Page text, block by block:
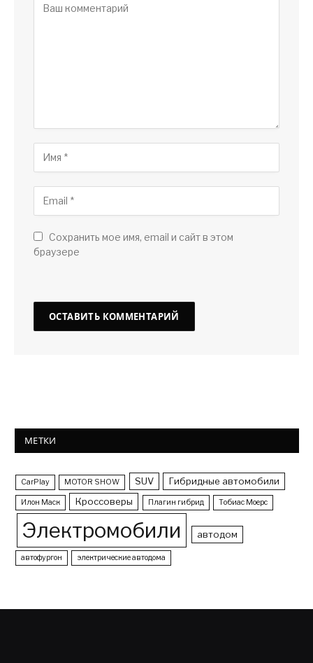
Сохранить мое имя, email и сайт в этом
браузере
МЕТКИ
CarPlay MOTOR SHOW SUV Гибридные автомобили
Илон Маск Кроссоверы Плагин гибрид Тобиас Моерс
Электромобили автодом
автофургон электрические автодома